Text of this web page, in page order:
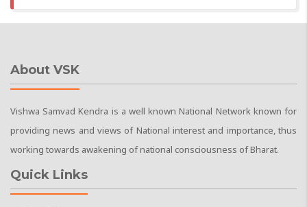
About VSK
Vishwa Samvad Kendra is a well known National Network known for
providing news and views of National interest and importance, thus
working towards awakening of national consciousness of Bharat.
Quick Links